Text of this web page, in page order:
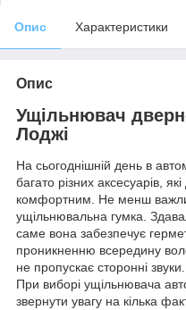
Опис Характеристики
Опис
Ущільнювач
Лоджі
На сьогоднішній день в
багато різних аксесуарів,
комфортним. Не менш
ущільнювальна гумка.
саме вона забезпечує
проникненню всередину
не пропускає сторонні звуки.
При виборі ущільнювача
звернути увагу на кілька